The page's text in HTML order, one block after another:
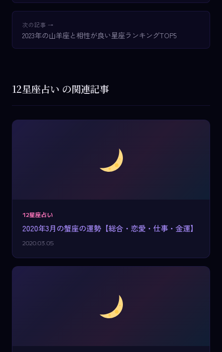
次の記事 →
2023年の山羊座と相性が良い星座ランキングTOP5
12星座占い の関連記事
12星座占い
2020年3月の蟹座の運勢【総合・恋愛・仕事・金運】
2020.03.05